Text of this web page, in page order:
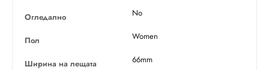
Огледално No
Пол Women
Ширина на лещата 66mm